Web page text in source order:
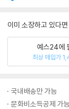
이미 소장하고 있다
예스24에
최상 매입가
국내배송만 가능
문화비소득공제 가능